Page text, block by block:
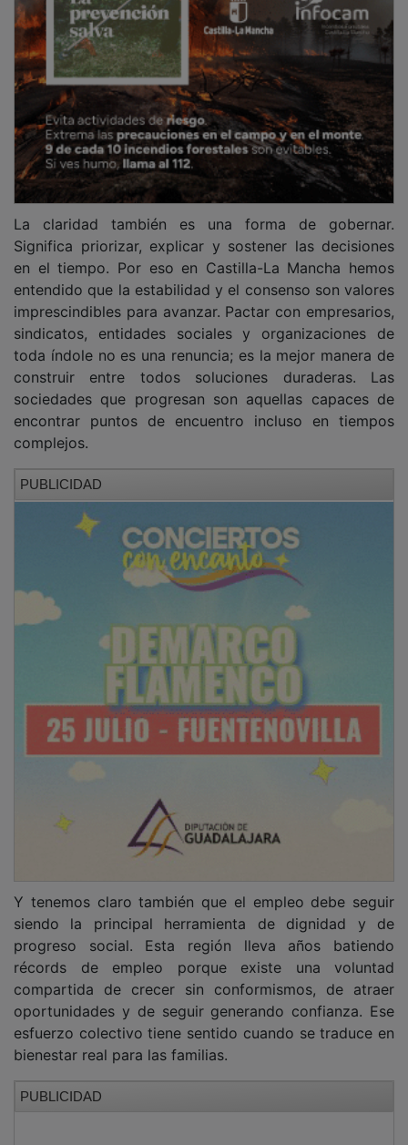
La claridad también es una forma de gobernar.
Significa priorizar, explicar y sostener las decisiones
en el tiempo. Por eso en Castilla-La Mancha hemos
entendido que la estabilidad y el consenso son valores
imprescindibles para avanzar. Pactar con empresarios,
sindicatos, entidades sociales y organizaciones de
toda índole no es una renuncia; es la mejor manera de
construir entre todos soluciones duraderas. Las
sociedades que progresan son aquellas capaces de
encontrar puntos de encuentro incluso en tiempos
complejos.
PUBLICIDAD
Y tenemos claro también que el empleo debe seguir
siendo la principal herramienta de dignidad y de
progreso social. Esta región lleva años batiendo
récords de empleo porque existe una voluntad
compartida de crecer sin conformismos, de atraer
oportunidades y de seguir generando confianza. Ese
esfuerzo colectivo tiene sentido cuando se traduce en
bienestar real para las familias.
PUBLICIDAD